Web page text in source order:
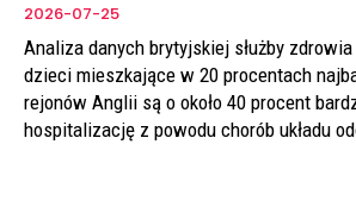
2026-07-25
Analiza danych brytyjskiej służby zdrowia
dzieci mieszkające w 20 procentach
rejonów Anglii są o około 40 procent
hospitalizację z powodu chorób układu